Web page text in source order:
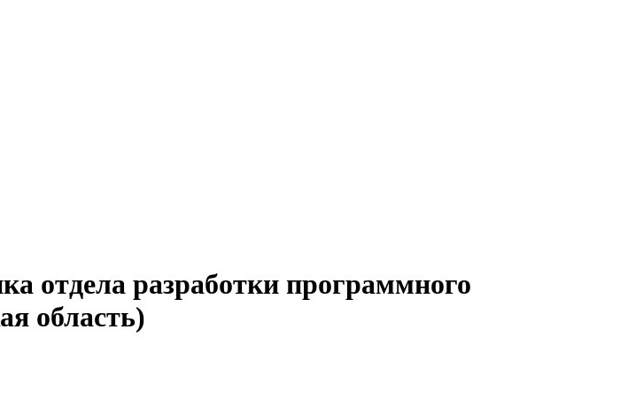
отдела разработки программного
область)